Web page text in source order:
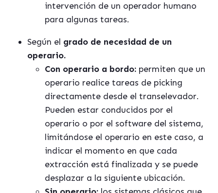
intervención de un operador humano
para algunas tareas.
Según el grado de necesidad de un
operario.
Con operario a bordo: permiten que un
operario realice tareas de picking
directamente desde el transelevador.
Pueden estar conducidos por el
operario o por el software del sistema,
limitándose el operario en este caso, a
indicar el momento en que cada
extracción está finalizada y se puede
desplazar a la siguiente ubicación.